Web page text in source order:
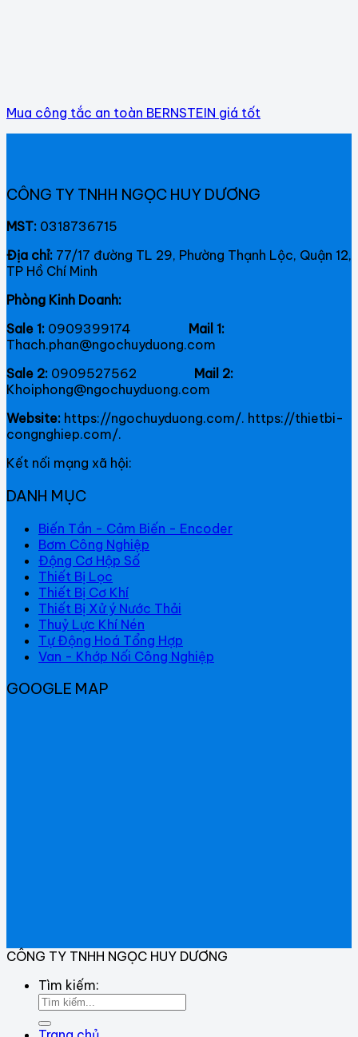
Mua công tắc an toàn BERNSTEIN giá tốt
CÔNG TY TNHH NGỌC HUY DƯƠNG
MST: 0318736715
Địa chỉ: 77/17 đường TL 29, Phường Thạnh Lộc, Quận 12,
TP Hồ Chí Minh
Phòng Kinh Doanh:
Sale 1: 0909399174 Mail 1:
Thach.phan@ngochuyduong.com
Sale 2: 0909527562 Mail 2:
Khoiphong@ngochuyduong.com
Website: https://ngochuyduong.com/. https://thietbi-
congnghiep.com/.
Kết nối mạng xã hội:
DANH MỤC
Biến Tần - Cảm Biến - Encoder
Bơm Công Nghiệp
Động Cơ Hộp Số
Thiết Bị Lọc
Thiết Bị Cơ Khí
Thiết Bị Xử ý Nước Thải
Thuỷ Lực Khí Nén
Tự Động Hoá Tổng Hợp
Van - Khớp Nối Công Nghiệp
GOOGLE MAP
CÔNG TY TNHH NGỌC HUY DƯƠNG
Tìm kiếm: